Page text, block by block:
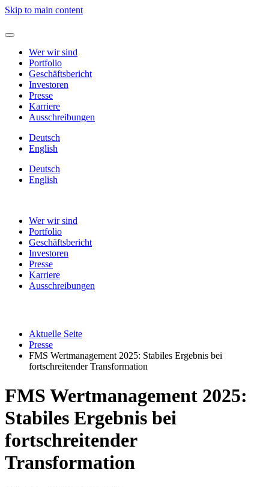
Skip to main content
Wer wir sind
Portfolio
Geschäftsbericht
Investoren
Presse
Karriere
Ausschreibungen
Deutsch
English
Deutsch
English
Wer wir sind
Portfolio
Geschäftsbericht
Investoren
Presse
Karriere
Ausschreibungen
Aktuelle Seite
Presse
FMS Wertmanagement 2025: Stabiles Ergebnis bei
fortschreitender Transformation
FMS Wertmanagement 2025:
Stabiles Ergebnis bei
fortschreitender
Transformation